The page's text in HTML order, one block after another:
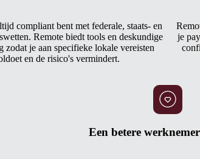
compliant bent met federale, staats- en
Remote biedt tools en deskundige
zodat je aan specifieke lokale vereisten
en de risico's vermindert.
je
Een betere